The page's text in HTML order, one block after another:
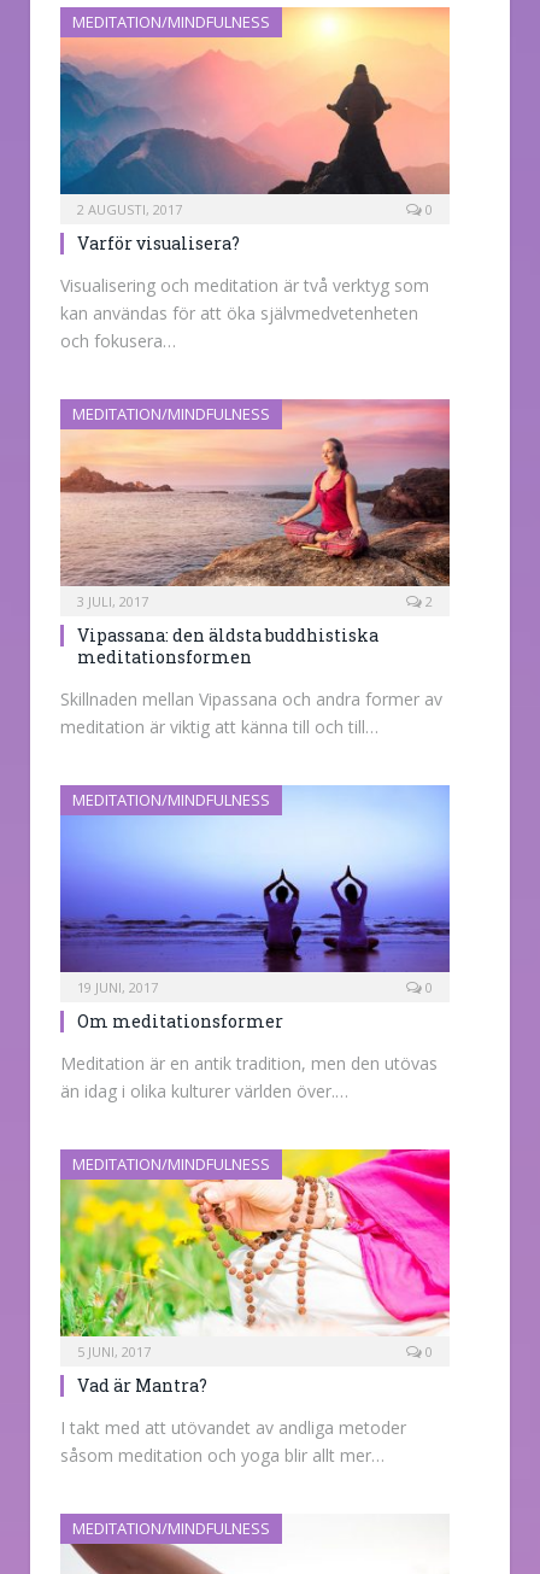
MEDITATION/MINDFULNESS
2 AUGUSTI, 2017 0
Varför visualisera?
Visualisering och meditation är två verktyg som
kan användas för att öka självmedvetenheten
och fokusera…
MEDITATION/MINDFULNESS
3 JULI, 2017 2
Vipassana: den äldsta buddhistiska
meditationsformen
Skillnaden mellan Vipassana och andra former av
meditation är viktig att känna till och till…
MEDITATION/MINDFULNESS
19 JUNI, 2017 0
Om meditationsformer
Meditation är en antik tradition, men den utövas
än idag i olika kulturer världen över.…
MEDITATION/MINDFULNESS
5 JUNI, 2017 0
Vad är Mantra?
I takt med att utövandet av andliga metoder
såsom meditation och yoga blir allt mer…
MEDITATION/MINDFULNESS